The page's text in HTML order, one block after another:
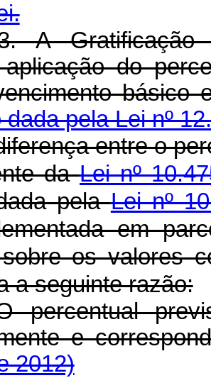
A Gratificação
aplicação do
básico
pela Lei nº
entre o
daLei nº
pelaLei nº
em
os valores
a seguinte razão:
percentual
e
2012)